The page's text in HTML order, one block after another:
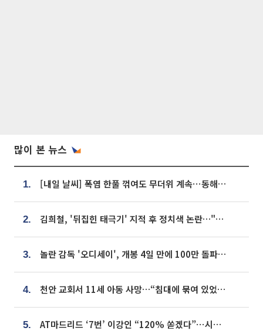
많이 본 뉴스
1. [내일 날씨] 폭염 한풀 꺾여도 무더위 계속⋯동해안 이틀 연속 비
2. 김희철, '뒤집힌 태극기' 지적 후 정치색 논란…"좌우 떠나 우리나라 국기"
3. 놀란 감독 '오디세이', 개봉 4일 만에 100만 돌파⋯'왕사남' 보다 빠르다
4. 천안 교회서 11세 아동 사망…“침대에 묶여 있었다” 진술 확보
5. AT마드리드 ‘7번’ 이강인 “120% 쏟겠다”⋯시메오네 감독 “필요한 선수”